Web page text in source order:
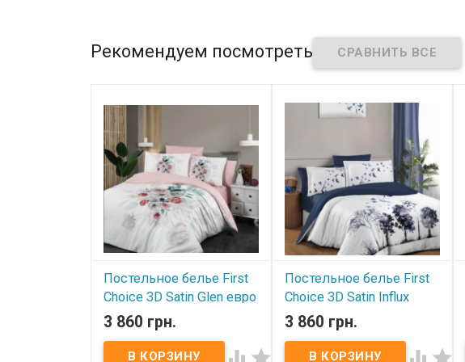
Упаковка:подарочная
коробка+пакет.
Рекомендуем посмотреть
Постельное белье First
Choice 3D Satin Glen евро
В наличии
Постельное белье First Choice
3 860 грн.
Постельное белье First
Choice 3D Satin Influx
евро
В наличии
3 860 грн.